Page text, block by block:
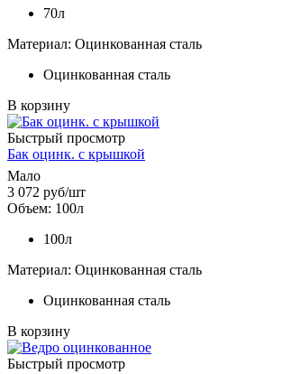
70л
Материал: Оцинкованная сталь
Оцинкованная сталь
В корзину
Быстрый просмотр
Бак оцинк. с крышкой
Мало
3 072 руб/шт
Объем: 100л
100л
Материал: Оцинкованная сталь
Оцинкованная сталь
В корзину
Быстрый просмотр